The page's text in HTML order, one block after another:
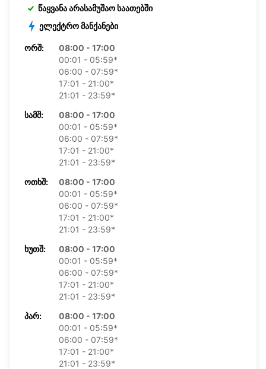
წაყვანა არასამუშაო საათებში
ელექტრო მანქანები
ᲝᲠᲨ:
08:00 - 17:00
00:01 - 05:59*
06:00 - 07:59*
17:01 - 21:00*
21:01 - 23:59*
ᲡᲐᲛᲨ:
08:00 - 17:00
00:01 - 05:59*
06:00 - 07:59*
17:01 - 21:00*
21:01 - 23:59*
ᲝᲗᲮᲨ:
08:00 - 17:00
00:01 - 05:59*
06:00 - 07:59*
17:01 - 21:00*
21:01 - 23:59*
ᲮᲣᲗᲨ:
08:00 - 17:00
00:01 - 05:59*
06:00 - 07:59*
17:01 - 21:00*
21:01 - 23:59*
ᲞᲐᲠ:
08:00 - 17:00
00:01 - 05:59*
06:00 - 07:59*
17:01 - 21:00*
21:01 - 23:59*